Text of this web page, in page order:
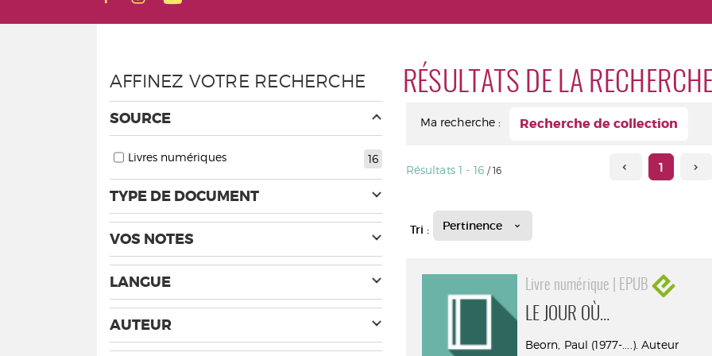
RÉSULTATS DE LA
Ma recherche : Recherche de collection
Résultats1 - 16 / 16 1
Tri : Pertinence
Livre numérique | EPUB
LE JOUR OÙ…
Beorn, Paul (1977-....). Auteur
AFFINEZ VOTRE RECHERCHE
SOURCE
16
Livres numériques
TYPE DE DOCUMENT
VOS NOTES
LANGUE
AUTEUR